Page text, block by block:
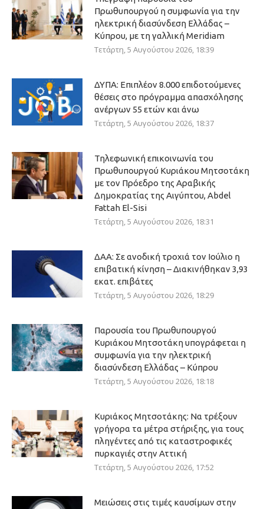
Πρωθυπουργού η συμφωνία για την
ηλεκτρική διασύνδεση Ελλάδας –
Κύπρου, με τη γαλλική Meridiam
Τετάρτη, 5 Αυγούστου 2026, 18:39
ΔΥΠΑ: Επιπλέον 8.000 επιδοτούμενες
θέσεις στο πρόγραμμα απασχόλησης
ανέργων 55 ετών και άνω
Τετάρτη, 5 Αυγούστου 2026, 18:37
Τηλεφωνική επικοινωνία του
Πρωθυπουργού Κυριάκου Μητσοτάκη
με τον Πρόεδρο της Αραβικής
Δημοκρατίας της Αιγύπτου, Abdel
Fattah El-Sisi
Τετάρτη, 5 Αυγούστου 2026, 18:31
ΔΑΑ: Σε ανοδική τροχιά τον Ιούλιο η
επιβατική κίνηση – Διακινήθηκαν 3,93
εκατ. επιβάτες
Τετάρτη, 5 Αυγούστου 2026, 18:29
Παρουσία του Πρωθυπουργού
Κυριάκου Μητσοτάκη υπογράφεται η
συμφωνία για την ηλεκτρική
διασύνδεση Ελλάδας – Κύπρου
Τετάρτη, 5 Αυγούστου 2026, 18:18
Κυριάκος Μητσοτάκης: Να τρέξουν
γρήγορα τα μέτρα στήριξης, για τους
πληγέντες από τις καταστροφικές
πυρκαγιές στην Αττική
Τετάρτη, 5 Αυγούστου 2026, 17:52
Μειώσεις στις τιμές καυσίμων στην